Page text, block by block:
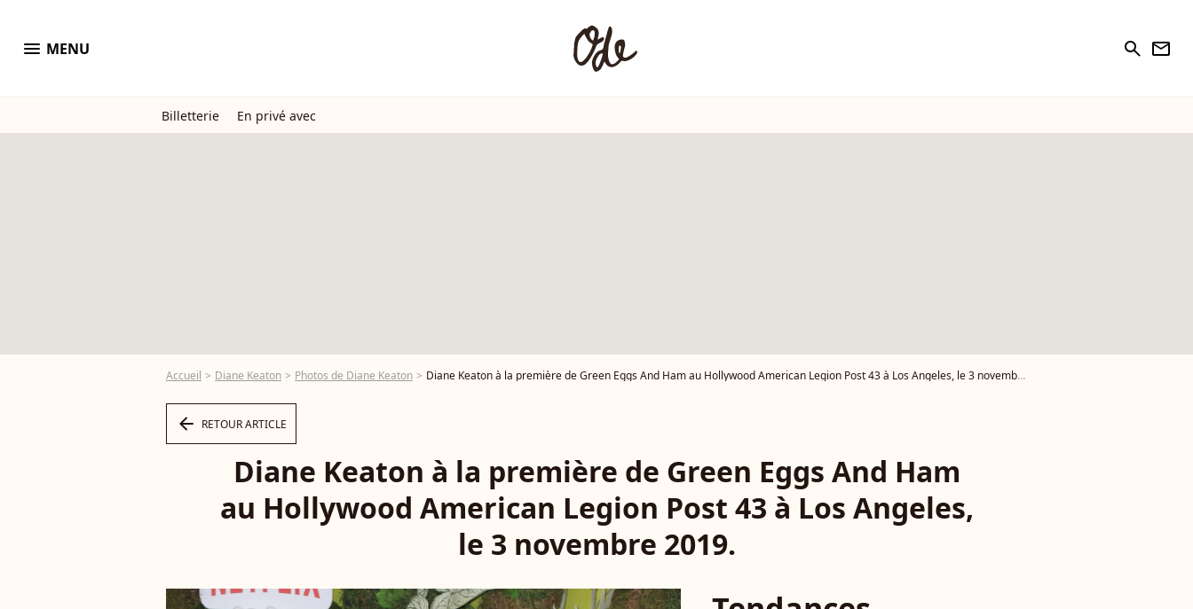
menu MENU search newsletter
Billetterie En privé avec
Accueil Diane Keaton Photos de Diane Keaton Diane Keaton à la première de Green Eggs And Ham au Hollywood American Legion Post 43 à Los Angeles, le 3 novembre 2019. - Photo
arrow_left RETOUR ARTICLE
Diane Keaton à la première de Green Eggs And Ham
au Hollywood American Legion Post 43 à Los Angeles,
le 3 novembre 2019.